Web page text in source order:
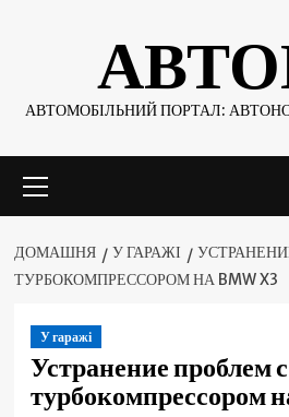
АВТОМОБІЛЬНИЙ ПОРТАЛ:
меню
ДОМАШНЯ У ГАРАЖІ
ТУРБОКОМПРЕССОРОМ НА BMW X3
У гаражі
Устранение проблем с
турбокомпрессором